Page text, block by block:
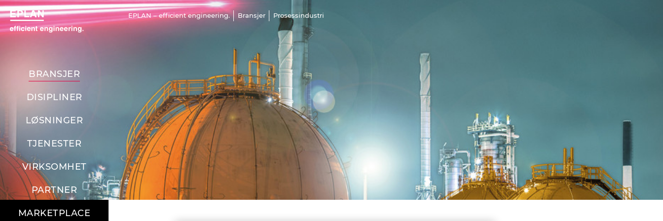
EPLAN – efficient engineering. Bransjer Prosessindustri
BRANSJER
DISIPLINER
LØSNINGER
TJENESTER
VIRKSOMHET
PARTNER
MARKETPLACE